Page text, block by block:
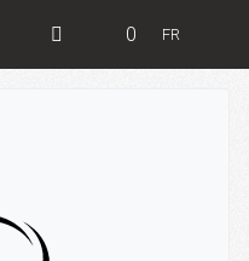
0 FR